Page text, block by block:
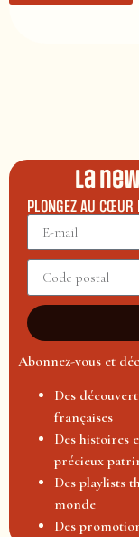
La
PLONGEZ AU CŒUR
Abonnez-vous et
Des
françaises
Des histoires
précieux
Des playlists
monde
Des